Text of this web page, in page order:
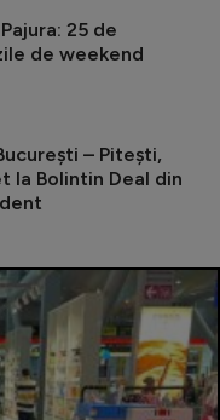
25 de
de weekend
– Pitești,
la Bolintin Deal din